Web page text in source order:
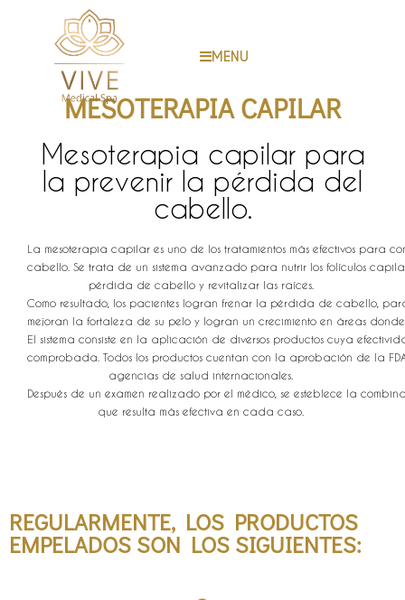
MENU
MESOTERAPIA CAPILAR
Mesoterapia capilar para
la prevenir la pérdida del
cabello.
La mesoterapia capilar es uno de los tratamientos más efectivos para
cabello. Se trata de un sistema avanzado para nutrir los folículos
pérdida de cabello y revitalizar las raíces.
Como resultado, los pacientes logran frenar la pérdida de cabello,
mejoran la fortaleza de su pelo y logran un crecimiento en áreas
El sistema consiste en la aplicación de diversos productos cuya
comprobada. Todos los productos cuentan con la aprobación de la
agencias de salud internacionales.
Después de un examen realizado por el médico, se esteblece la
que resulta más efectiva en cada caso.
REGULARMENTE, LOS PRODUCTOS
EMPELADOS SON LOS SIGUIENTES: